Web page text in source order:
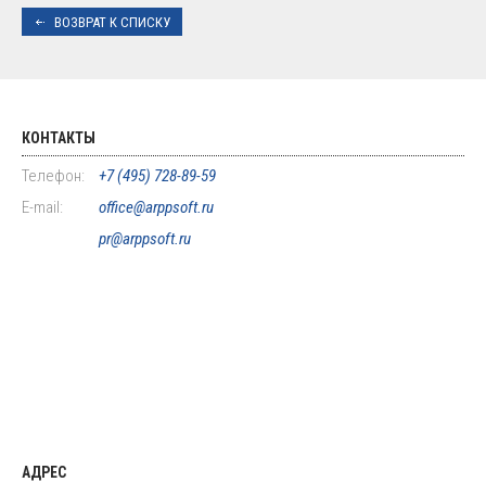
ВОЗВРАТ К СПИСКУ
КОНТАКТЫ
Телефон:
+7 (495) 728-89-59
E-mail:
office@arppsoft.ru
pr@arppsoft.ru
АДРЕС